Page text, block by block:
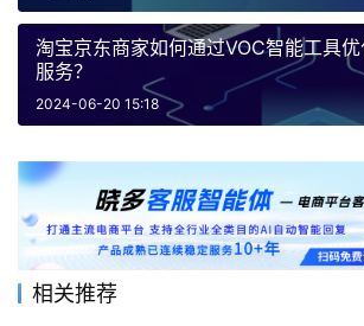
淘宝京东商家如何通过VOC智能工具
服务？
2024-06-20 15:18
相关推荐